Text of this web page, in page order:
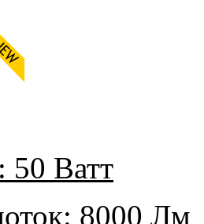
50 Ватт
8000 Лм